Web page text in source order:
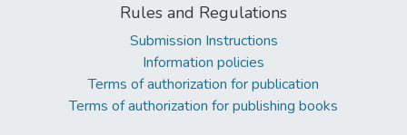
Rules and Regulations
Submission Instructions
Information policies
Terms of authorization for publication
Terms of authorization for publishing books